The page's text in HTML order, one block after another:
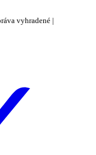
vyhradené |